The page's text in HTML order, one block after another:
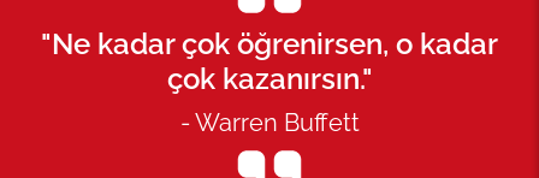
"Ne kadar çok öğrenirsen, o kadar
çok kazanırsın."
- Warren Buffett